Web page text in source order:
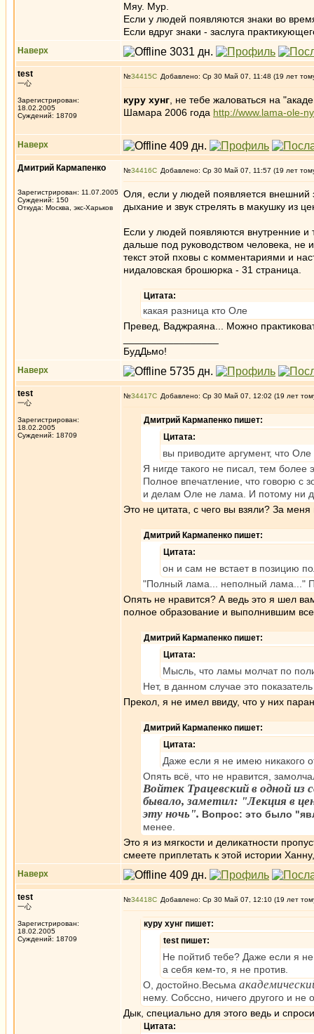
Мяу. Мур.
Если у людей появляются знаки во
Если вдруг знаки - заслуга
Наверх
test
一心
Зарегистрирован:
18.02.2005
Суждений: 18709
№34415 Добавлено: Ср 30 Май 07, 11:48 (19 лет
куру хунг , не тебе жаловаться на
Шамара 2006 года http://www.lama-ole-
Наверх
Дмитрий Кармапенко
Зарегистрирован: 11.07.2005
Суждений: 150
Откуда: Москва, экс-Харьков
№34416 Добавлено: Ср 30 Май 07, 11:57 (19 лет
Оля, если у людей появляется внешний
дыхание и звук стрелять в макушку из
Если у людей появляются внутренние и
дальше под руководством человека, не
текст этой пховы с комментариями и
нидаловская брошюрка - 31 страница.
Цитата:
какая разница кто Оле
Превед, Ваджраяна... Можно
БудДьмо!
Наверх
test
一心
Зарегистрирован:
18.02.2005
Суждений: 18709
№34417 Добавлено: Ср 30 Май 07, 12:02 (19 лет
Дмитрий Кармапенко пишет:
Цитата:
вы приводите аргумент, что
Я нигде такого не писал, тем
Полное впечатление, что говорю с
и делам Оле не лама. И потому ни
Это не цитата, с чего вы взяли? За
Дмитрий Кармапенко пишет:
Цитата:
он и сам не встает в позицию
"Полный лама... неполный лама..."
Опять не нравится? А ведь это я шел
полное образование и выполнившим
Дмитрий Кармапенко пишет:
Цитата:
Мысль, что ламы молчат по
Нет, в данном случае это
Прекол, я не имел ввиду, что у них
Дмитрий Кармапенко пишет:
Цитата:
Даже если я не имею никакого
Опять всё, что не нравится,
Войтек Трацевский в одной из
бывало, заметил: "Лекция в
эту ночь". Вопрос: это было
менее.
Это я из мягкости и деликатности
смеете приплетать к этой истории
Наверх
test
一心
Зарегистрирован:
18.02.2005
Суждений: 18709
№34418 Добавлено: Ср 30 Май 07, 12:10 (19 лет
куру хунг пишет:
test пишет:
Не пойтиб тебе? Даже если я
а себя кем-то, я не против.
О, достойно.Весьма
нему. Собссно, ничего другого и не
Дык, специально для этого ведь и
Цитата: